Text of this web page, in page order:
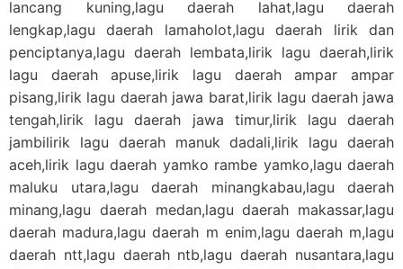
lancang kuning,lagu daerah lahat,lagu daerah
lengkap,lagu daerah lamaholot,lagu daerah lirik dan
penciptanya,lagu daerah lembata,lirik lagu daerah,lirik
lagu daerah apuse,lirik lagu daerah ampar ampar
pisang,lirik lagu daerah jawa barat,lirik lagu daerah jawa
tengah,lirik lagu daerah jawa timur,lirik lagu daerah
jambilirik lagu daerah manuk dadali,lirik lagu daerah
aceh,lirik lagu daerah yamko rambe yamko,lagu daerah
maluku utara,lagu daerah minangkabau,lagu daerah
minang,lagu daerah medan,lagu daerah makassar,lagu
daerah madura,lagu daerah m enim,lagu daerah m,lagu
daerah ntt,lagu daerah ntb,lagu daerah nusantara,lagu